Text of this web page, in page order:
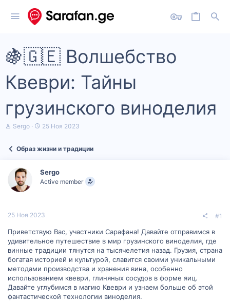
🍇🇬🇪 Волшебство
Квеври: Тайны
грузинского виноделия
А
е
м
ы
Sergo
Д
а
ч
а
25 Ноя 2023
Образ жизни и традиции
Sergo
Active member
25 Ноя 2023 #1
Приветствую Вас, участники Сарафана! Давайте отправимся в
удивительное путешествие в мир грузинского виноделия, где
винные традиции тянутся на тысячелетия назад. Грузия, страна
богатая историей и культурой, славится своими уникальными
методами производства и хранения вина, особенно
использованием квеври, глиняных сосудов в форме яиц.
Давайте углубимся в магию Квеври и узнаем больше об этой
фантастической технологии виноделия.